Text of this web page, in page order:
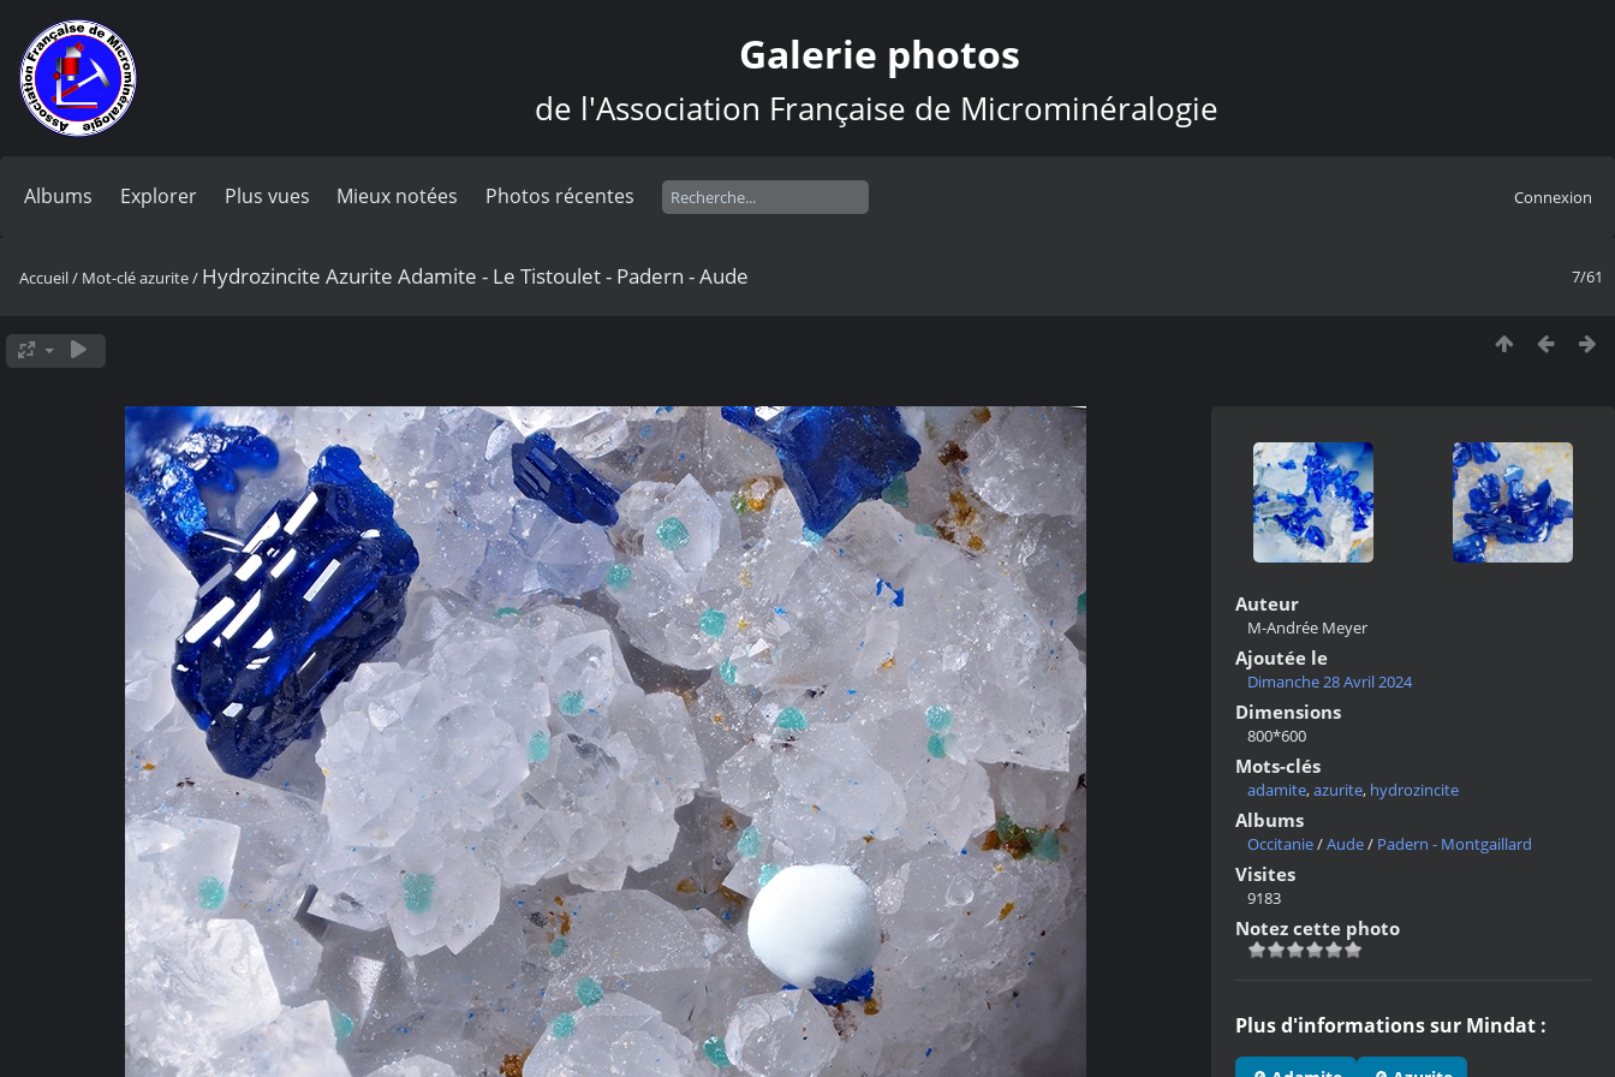
Galerie photos
de l'Association Française de Microminéralogie
Albums Explorer Plus vues Mieux notées Photos récentes Connexion
7/61
Accueil/ Mot-cléazurite/ Hydrozincite Azurite Adamite - Le Tistoulet - Padern - Aude
Auteur
M-Andrée Meyer
Ajoutée le
Dimanche 28 Avril 2024
Dimensions
800*600
Mots-clés
adamite,azurite, hydrozincite
Albums
Occitanie/Aude/ Padern - Montgaillard
Visites
9183
Notez cette photo
Plus d'informations sur Mindat :